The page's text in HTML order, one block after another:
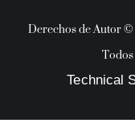
Derechos de Autor